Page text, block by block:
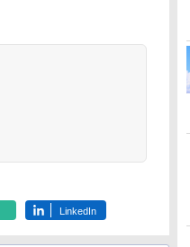
LinkedIn